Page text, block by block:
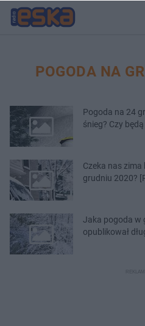
POGODA NA
Pogoda na 24
śnieg? Czy
Czeka nas
grudniu 2020?
Jaka pogoda w
opublikował